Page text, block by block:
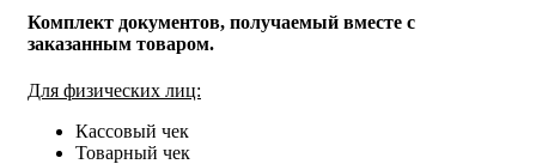
Комплект документов, получаемый вместе с
заказанным товаром.
Для физических лиц:
Кассовый чек
Товарный чек